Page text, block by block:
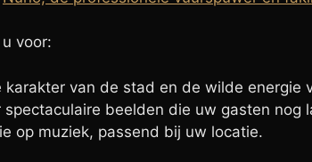
voor:
van de stad en de wilde energie
beelden die uw gasten nog
op muziek, passend bij uw locatie.